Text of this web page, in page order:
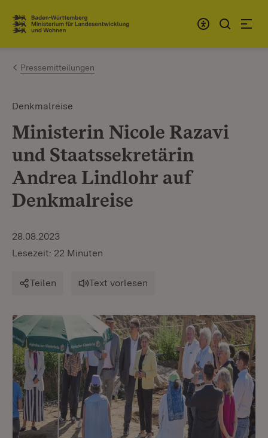
Zum Inhalt springen
Link zur Startseite
Pressemitteilungen
Denkmalreise
Ministerin Nicole Razavi
und Staatssekretärin
Andrea Lindlohr auf
Denkmalreise
28.08.2023
Lesezeit: 22 Minuten
Teilen Text vorlesen